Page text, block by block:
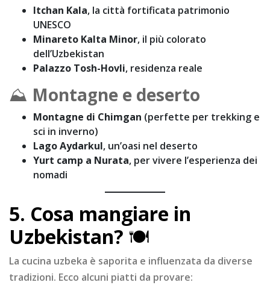
Itchan Kala, la città fortificata patrimonio
UNESCO
Minareto Kalta Minor, il più colorato
dell’Uzbekistan
Palazzo Tosh-Hovli, residenza reale
⛰ Montagne e deserto
Montagne di Chimgan (perfette per trekking e
sci in inverno)
Lago Aydarkul, un’oasi nel deserto
Yurt camp a Nurata, per vivere l’esperienza dei
nomadi
5. Cosa mangiare in
Uzbekistan? 🍽
La cucina uzbeka è saporita e influenzata da diverse
tradizioni. Ecco alcuni piatti da provare: